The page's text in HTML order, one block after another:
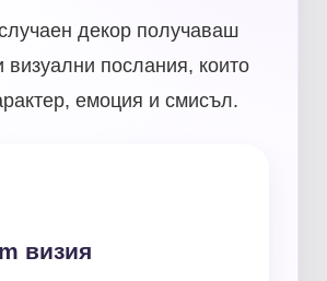
декор получаваш
визуални послания, които
емоция и смисъл.
визия